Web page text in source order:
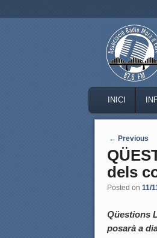
MAIN MENU
SKIP TO
SKIP TO
INICI
Post
← Previous
dels
Posted on 11/
Qüestions
posarà a